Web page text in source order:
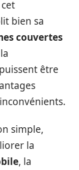
bien sa
couvertes
puissent être
simple,
la
, la